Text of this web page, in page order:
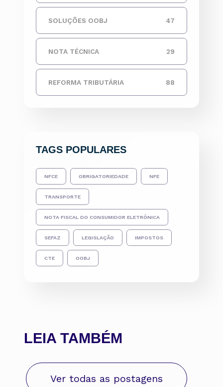
SOLUÇÕES OOBJ 47
NOTA TÉCNICA 29
REFORMA TRIBUTÁRIA 88
TAGS POPULARES
NFCE OBRIGATORIEDADE NFE
TRANSPORTE
NOTA FISCAL DO CONSUMIDOR ELETRÔNICA
SEFAZ LEGISLAÇÃO IMPOSTOS
CTE OOBJ
LEIA TAMBÉM
Ver todas as postagens